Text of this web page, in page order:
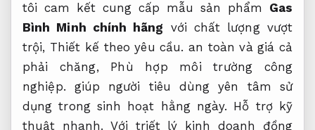
tôi cam kết cung cấp mẫu sản phẩm Gas
Bình Minh chính hãng với chất lượng vượt
trội, Thiết kế theo yêu cầu. an toàn và giá cả
phải chăng, Phù hợp môi trường công
nghiệp. giúp người tiêu dùng yên tâm sử
dụng trong sinh hoạt hằng ngày. Hỗ trợ kỹ
thuật nhanh. Với triết lý kinh doanh đồng